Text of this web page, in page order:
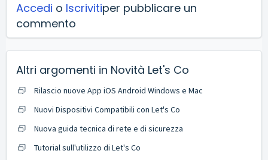
Accedi o Iscrivitiper pubblicare un
commento
Altri argomenti in Novità Let's Co
Rilascio nuove App iOS Android Windows e Mac
Nuovi Dispositivi Compatibili con Let's Co
Nuova guida tecnica di rete e di sicurezza
Tutorial sull'utilizzo di Let's Co